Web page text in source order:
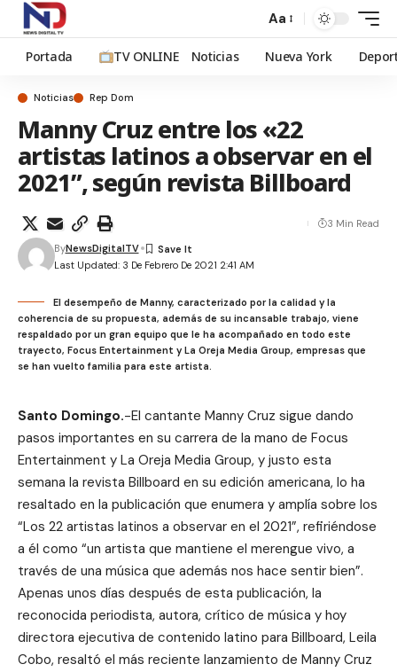
Aa
Portada TV ONLINE Noticias Nueva York
Noticias Rep Dom
Manny Cruz entre los «22
artistas latinos a observar en el
2021”, según revista Billboard
Last Updated: 3 De Febrero De 2021 2:41 AM
ByNewsDigitalTV
3 Min Read
El desempeño de Manny, caracterizado por la calidad y la
coherencia de su propuesta, además de su incansable trabajo, viene
respaldado por un gran equipo que le ha acompañado en todo este
trayecto, Focus Entertainment y La Oreja Media Group, empresas que
se han vuelto familia para este artista.
Santo Domingo.-El cantante Manny Cruz sigue dando
pasos importantes en su carrera de la mano de Focus
Entertainment y La Oreja Media Group, y justo esta
semana la revista Billboard en su edición americana, lo ha
resaltado en la publicación que enumera y amplía sobre los
“Los 22 artistas latinos a observar en el 2021”, refiriéndose
a él como “un artista que mantiene el merengue vivo, a
través de una música que además nos hace sentir bien”.
Apenas unos días después de esta publicación, la
reconocida periodista, autora, crítico de música y hoy
directora ejecutiva de contenido latino para Billboard, Leila
Cobo, resaltó el más reciente lanzamiento de Manny Cruz